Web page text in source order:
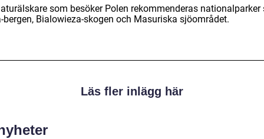
som besöker Polen rekommenderas nationalparker
bergen, Bialowieza-skogen och Masuriska sjöområdet.
Läs fler inlägg här